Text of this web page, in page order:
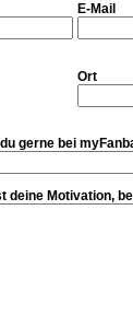
E-Mail
Ort
gerne bei
deine Motivation,